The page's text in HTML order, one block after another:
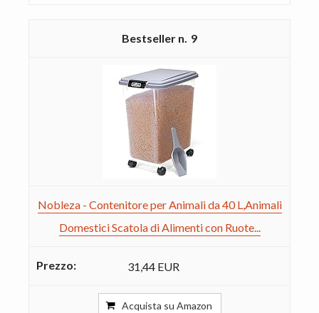
9
Nobleza - Contenitore per Animali da 40 L,Animali
Domestici Scatola di Alimenti con Ruote...
31,44 EUR
Acquista su Amazon